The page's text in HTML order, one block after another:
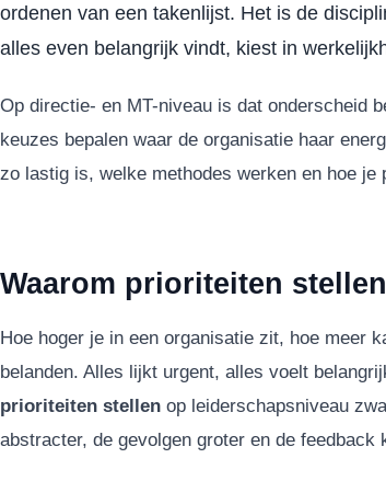
ordenen van een takenlijst. Het is de
alles even belangrijk vindt, kiest in
Op directie- en MT-niveau is dat onderscheid
keuzes bepalen waar de organisatie haar
zo lastig is, welke methodes werken en hoe
Waarom prioriteiten
Hoe hoger je in een organisatie zit, hoe meer
belanden. Alles lijkt urgent, alles voelt
prioriteiten stellen op leiderschapsniveau
abstracter, de gevolgen groter en de feedback